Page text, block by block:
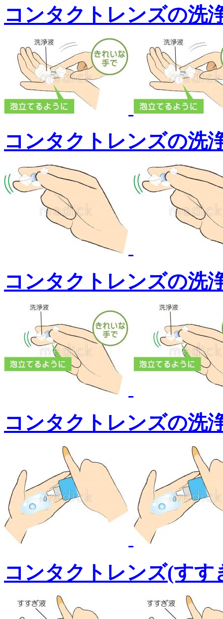
コンタクトレンズの洗
コンタクトレンズの洗
コンタクトレンズの洗
コンタクトレンズの洗
コンタクトレンズ(すす